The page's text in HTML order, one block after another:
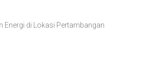
Energi di Lokasi Pertambangan